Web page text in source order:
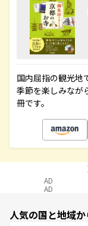
国内屈指の観光地
季節を楽しみなが
冊です。
AD
AD
人気の国と地域